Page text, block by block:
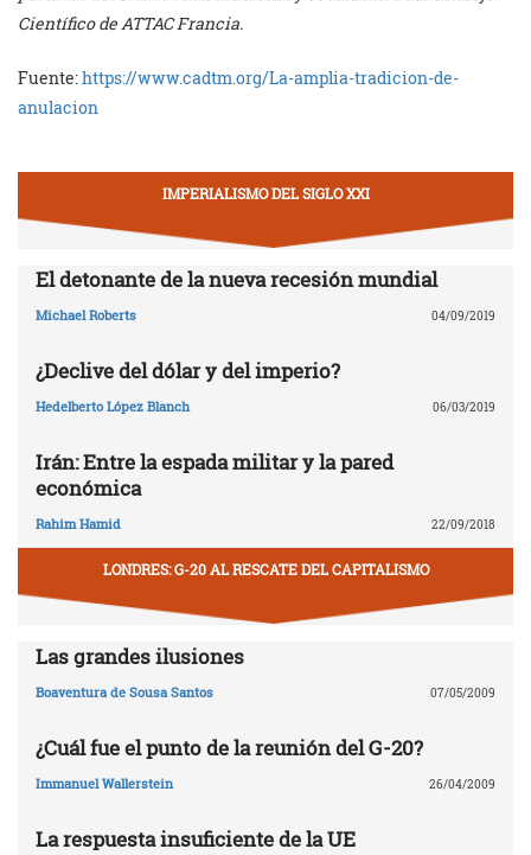
Científico de ATTAC Francia.
Fuente:https://www.cadtm.org/La-amplia-tradicion-de-
anulacion
IMPERIALISMO DEL SIGLO XXI
El detonante de la nueva recesión mundial
Michael Roberts 04/09/2019
¿Declive del dólar y del imperio?
Hedelberto López Blanch 06/03/2019
Irán: Entre la espada militar y la pared
económica
Rahim Hamid 22/09/2018
LONDRES: G-20 AL RESCATE DEL CAPITALISMO
Las grandes ilusiones
Boaventura de Sousa Santos 07/05/2009
¿Cuál fue el punto de la reunión del G-20?
Immanuel Wallerstein 26/04/2009
La respuesta insuficiente de la UE